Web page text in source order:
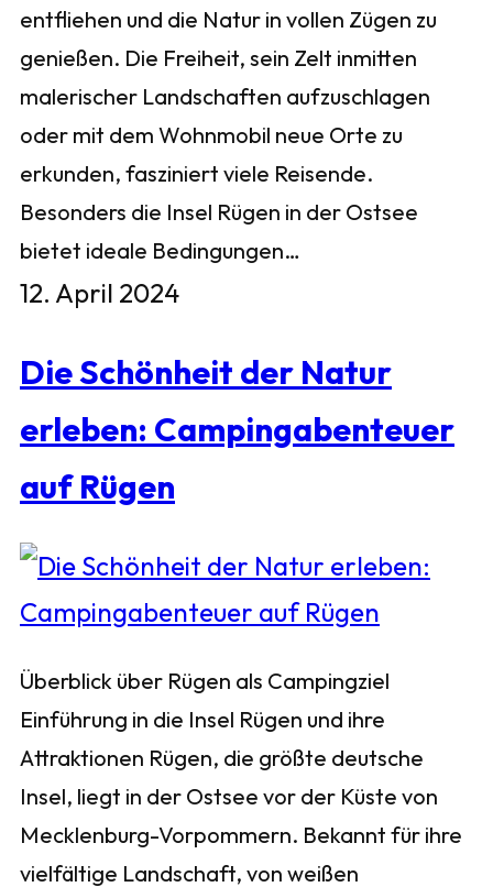
entfliehen und die Natur in vollen Zügen zu
genießen. Die Freiheit, sein Zelt inmitten
malerischer Landschaften aufzuschlagen
oder mit dem Wohnmobil neue Orte zu
erkunden, fasziniert viele Reisende.
Besonders die Insel Rügen in der Ostsee
bietet ideale Bedingungen…
12. April 2024
Die Schönheit der Natur
erleben: Campingabenteuer
auf Rügen
Überblick über Rügen als Campingziel
Einführung in die Insel Rügen und ihre
Attraktionen Rügen, die größte deutsche
Insel, liegt in der Ostsee vor der Küste von
Mecklenburg-Vorpommern. Bekannt für ihre
vielfältige Landschaft, von weißen